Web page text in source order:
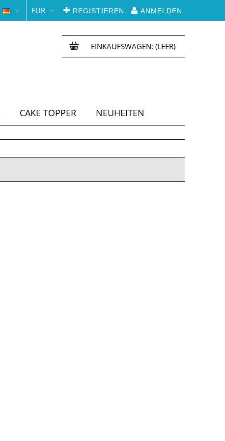
REGISTIEREN ANMELDEN
EUR
EINKAUFSWAGEN: (LEER)
CAKE TOPPER NEUHEITEN